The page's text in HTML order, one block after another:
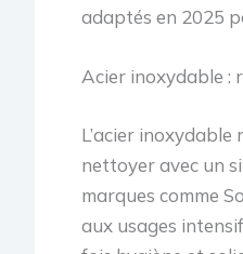
adaptés en 2025
Acier inoxydable :
L’acier
nettoyer avec un
marques comme
aux usages